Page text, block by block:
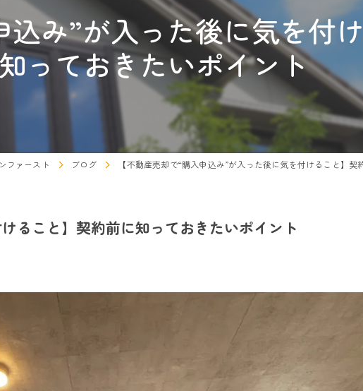
替えの流れ
実績
預かり物件
住み替えサポート
賃貸管理
み”が入った後に気を付
っておきたいポイント
ファースト ブログ 【不動産売却で“購入申込み”が入った後に気を付けること】
ること】契約前に知っておきたいポイント